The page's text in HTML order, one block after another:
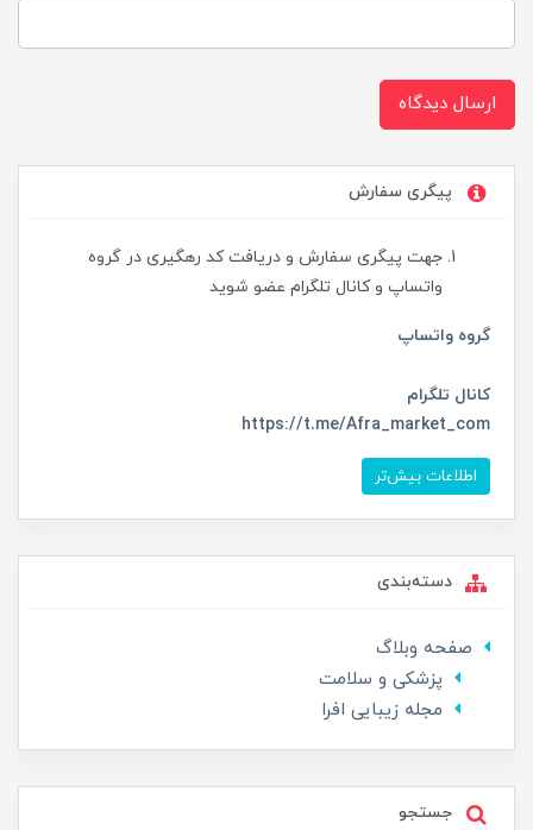
ارسال دیدگاه
پیگری سفارش
جهت پیگری سفارش و دریافت کد رهگیری در گروه
واتساپ و کانال تلگرام عضو شوید
گروه واتساپ
کانال تلگرام
https://t.me/Afra_market_com
اطلاعات بیش‌تر
دسته‌بندی
صفحه وبلاگ
پزشکی و سلامت
مجله زیبایی افرا
جستجو